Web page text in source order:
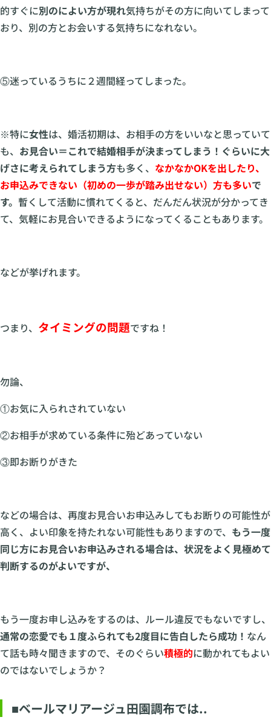
的すぐに別のによい方が現れ気持ちがその方に向いてしまって
おり、別の方とお会いする気持ちになれない。
⑤迷っているうちに２週間経ってしまった。
※特に女性は、婚活初期は、お相手の方をいいなと思っていて
も、 お見合い＝これで結婚相手が決まってしまう！ぐらいに大
げさに考えられてしまう方も多く、 なかなかOKを出したり、
お申込みできない（初めの一歩が踏み出せない）方も多いで
す。 暫くして活動に慣れてくると、だんだん状況が分かってき
て、気軽にお見合いできるようになってくることもあります。
などが挙げれます。
つまり、 タイミングの問題ですね！
勿論、
①お気に入られされていない
②お相手が求めている条件に殆どあっていない
③即お断りがきた
などの場合は、再度お見合いお申込みしてもお断りの可能性が
高く、よい印象を持たれない可能性もありますので、 もう一度
同じ方にお見合いお申込みされる場合は、状況をよく見極めて
判断するのがよいですが、
もう一度お申し込みをするのは、ルール違反でもないですし、
通常の恋愛でも１度ふられても2度目に告白したら成功！ なん
て話も時々聞きますので、そのぐらい積極的に動かれてもよい
のではないでしょうか？
■ベールマリアージュ田園調布では..